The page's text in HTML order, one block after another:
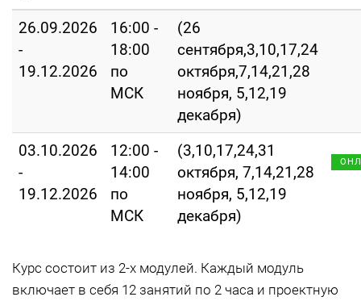
26.09.2026
-
19.12.2026
16:00 -
18:00
по
МСК
(26
сентября,3,10,17,24
октября,7,14,21,28
ноября, 5,12,19
декабря)
03.10.2026
-
19.12.2026
12:00 -
14:00
по
МСК
(3,10,17,24,31
октября, 7,14,21,28
ноября, 5,12,19
декабря)
Курс состоит из 2-х модулей. Каждый модуль
включает в себя 12 занятий по 2 часа и проектную